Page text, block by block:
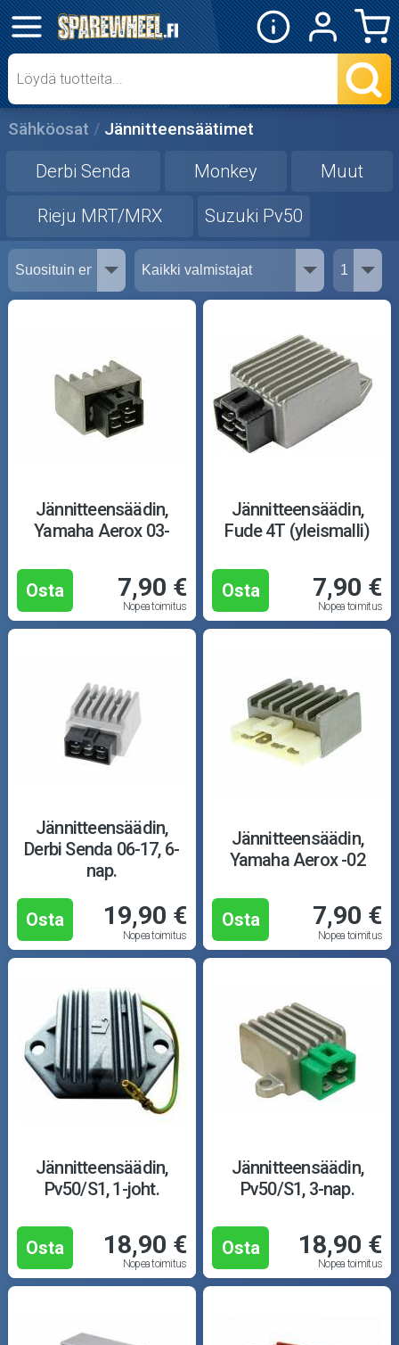
✕
Mopon osat
Skootterin osat
Crossipyörän osat
Moottoripyörän osat
Moottorikelkan osat
Mopoauton osat
Mönkijän osat
Puutarha ja metsä
Ajovarusteet
Renkaat ja vanteet
Öljyt ja kemikaalit
Työkalut
Outlet-tuotteet
Sähköosat Jännitteensäätimet
Derbi Senda Monkey Muut
Rieju MRT/MRX Suzuki Pv50
Jännitteensäädin,
Yamaha Aerox 03-
Osta 7,90 €
Nopea toimitus
Jännitteensäädin,
Fude 4T (yleismalli)
Osta 7,90 €
Nopea toimitus
Jännitteensäädin,
Derbi Senda 06-17, 6-
nap.
Osta 19,90 €
Nopea toimitus
Jännitteensäädin,
Yamaha Aerox -02
Osta 7,90 €
Nopea toimitus
Jännitteensäädin,
Pv50/S1, 1-joht.
Osta 18,90 €
Nopea toimitus
Jännitteensäädin,
Pv50/S1, 3-nap.
Osta 18,90 €
Nopea toimitus